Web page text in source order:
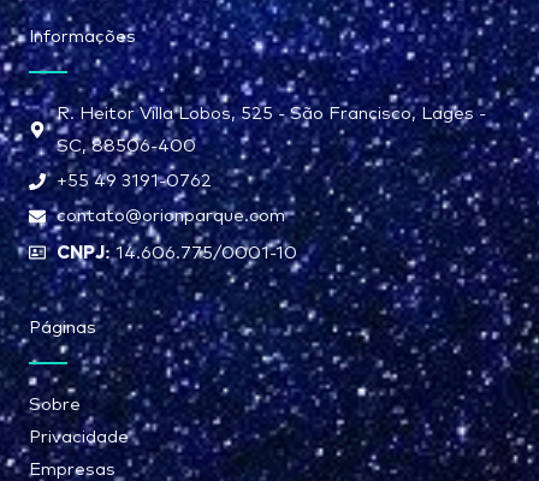
Páginas
Sobre
Privacidade
Empresas
Informações
R. Heitor Villa Lobos, 525 - São Francisco, Lages -
SC, 88506-400
+55 49 3191-0762
contato@orionparque.com
CNPJ:14.606.775/0001-10